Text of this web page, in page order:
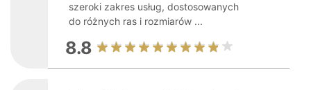
szeroki zakres usług, dostosowanych
do różnych ras i rozmiarów ...
8.8